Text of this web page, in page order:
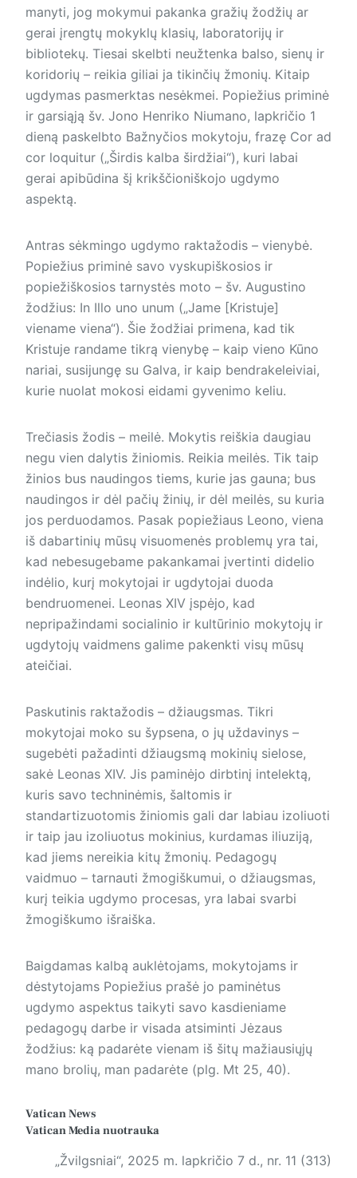
manyti, jog mokymui pakanka gražių žodžių ar
gerai įrengtų mokyklų klasių, laboratorijų ir
bibliotekų. Tiesai skelbti neužtenka balso, sienų ir
koridorių – reikia giliai ja tikinčių žmonių. Kitaip
ugdymas pasmerktas nesėkmei. Popiežius pri­minė
ir garsiąją šv. Jono Henriko Niumano, lapkričio 1
dieną paskelbto Bažnyčios mokytoju, frazę Cor ad
cor loquitur („Širdis kalba širdžiai“), kuri labai
gerai apibūdina šį krikščioniškojo ugdymo
aspektą.
Antras sėkmingo ugdymo raktažodis – vienybė.
Popiežius priminė savo vyskupiškosios ir
popiežiškosios tarnystės moto – šv. Augustino
žodžius: In Illo uno unum („Jame [Kristuje]
viename viena“). Šie žodžiai primena, kad tik
Kristuje randame tikrą vienybę – kaip vieno Kūno
nariai, susijungę su Galva, ir kaip bendrakeleiviai,
kurie nuolat mokosi eidami gyvenimo keliu.
Trečiasis žodis – meilė. Mokytis reiškia daugiau
negu vien dalytis žiniomis. Reikia meilės. Tik taip
žinios bus naudingos tiems, kurie jas gauna; bus
naudingos ir dėl pačių žinių, ir dėl meilės, su kuria
jos perduodamos. Pasak popiežiaus Leono, viena
iš dabartinių mūsų visuomenės problemų yra tai,
kad nebesugebame pakankamai įvertinti didelio
indėlio, kurį mokytojai ir ugdytojai duoda
bendruomenei. Leonas XIV įspėjo, kad
nepripažindami socialinio ir kultūrinio mokytojų ir
ugdytojų vaidmens galime pakenkti visų mūsų
ateičiai.
Paskutinis raktažodis – džiaugsmas. Tikri
mokytojai moko su šypsena, o jų uždavinys –
sugebėti pažadinti džiaugsmą mokinių sielose,
sakė Leonas XIV. Jis paminėjo dirbtinį intelektą,
kuris savo techninėmis, šaltomis ir
standartizuotomis žiniomis gali dar labiau izoliuoti
ir taip jau izoliuotus mokinius, kurdamas iliuziją,
kad jiems nereikia kitų žmonių. Pedagogų
vaidmuo – tarnauti žmogiškumui, o džiaugsmas,
kurį teikia ugdymo procesas, yra labai svarbi
žmogiškumo išraiška.
Baigdamas kalbą auklėtojams, mokytojams ir
dėstytojams Popiežius prašė jo paminėtus
ugdymo aspektus taikyti savo kasdieniame
pedagogų darbe ir visada atsiminti Jėzaus
žodžius: ką padarėte vienam iš šitų mažiausiųjų
mano brolių, man padarėte (plg. Mt 25, 40).
Vatican News
Vatican Medianuotrauka
„Žvilgsniai“, 2025 m. lapkričio 7 d., nr. 11 (313)